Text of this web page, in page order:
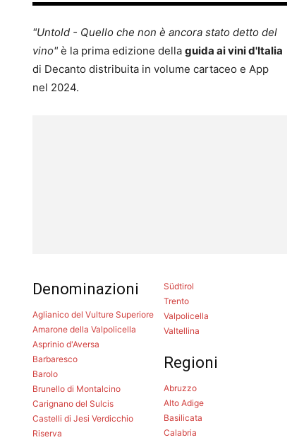
"Untold - Quello che non è ancora stato detto del
vino" è la prima edizione dellaguida ai vini d'Italia
di Decanto distribuita in volume cartaceo e App
nel 2024.
Denominazioni
Aglianico del Vulture Superiore
Amarone della Valpolicella
Asprinio d'Aversa
Barbaresco
Barolo
Brunello di Montalcino
Carignano del Sulcis
Castelli di Jesi Verdicchio
Riserva
Südtirol
Trento
Valpolicella
Valtellina
Regioni
Abruzzo
Alto Adige
Basilicata
Calabria